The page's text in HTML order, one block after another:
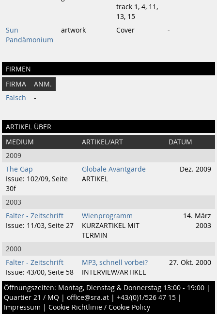
track 1, 4, 11,
13, 15
Sun
Pandämonium
artwork Cover -
FIRMEN
FIRMA
ANM.
Falsch
-
ARTIKEL ÜBER
MEDIUM ARTIKEL/ART
DATUM
2009
The Gap
Issue: 102/09, Seite
30f
Globale Avantgarde
ARTIKEL
Dez. 2009
2003
Falter - Zeitschrift
Issue: 11/03, Seite 27
Wienprogramm
KURZARTIKEL MIT
TERMIN
14. März
2003
2000
Falter - Zeitschrift
Issue: 43/00, Seite 58
MP3, schnell vorbei?
INTERVIEW/ARTIKEL
27. Okt. 2000
Öffnungszeiten: Montag, Dienstag & Donnerstag 13:00 - 19:00 |
Quartier 21 / MQ | office@sra.at | +43/(0)1/526 47 15 |
Impressum | Cookie Richtlinie / Cookie Policy